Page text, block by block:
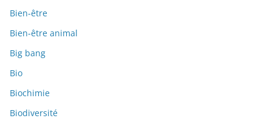
Bien-être
Bien-être animal
Big bang
Bio
Biochimie
Biodiversité